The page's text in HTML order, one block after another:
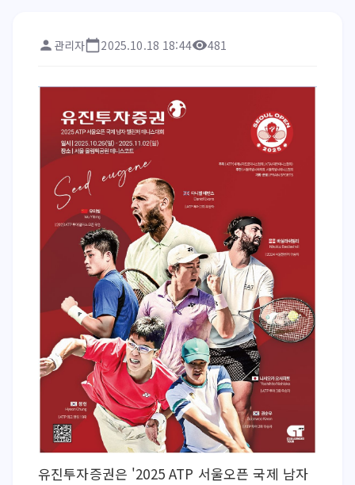
관리자 2025.10.18 18:44 481
유진투자증권은 '2025 ATP 서울오픈 국제 남자